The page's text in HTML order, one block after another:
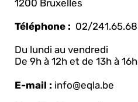
1200 Bruxelles
Téléphone : 02/241.65.68
Du lundi au vendredi
De 9h à 12h et de 13h à 16h
E-mail : info@eqla.be